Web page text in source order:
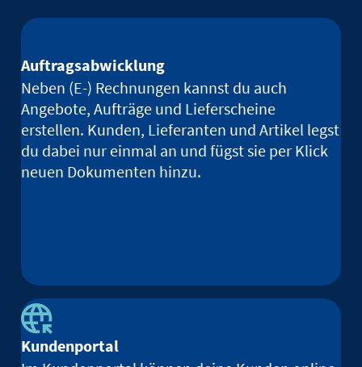
Auftragsabwicklung
Neben (E-) Rechnungen kannst du auch
Angebote, Aufträge und Lieferscheine
erstellen. Kunden, Lieferanten und Artikel legst
du dabei nur einmal an und fügst sie per Klick
neuen Dokumenten hinzu.
Kundenportal